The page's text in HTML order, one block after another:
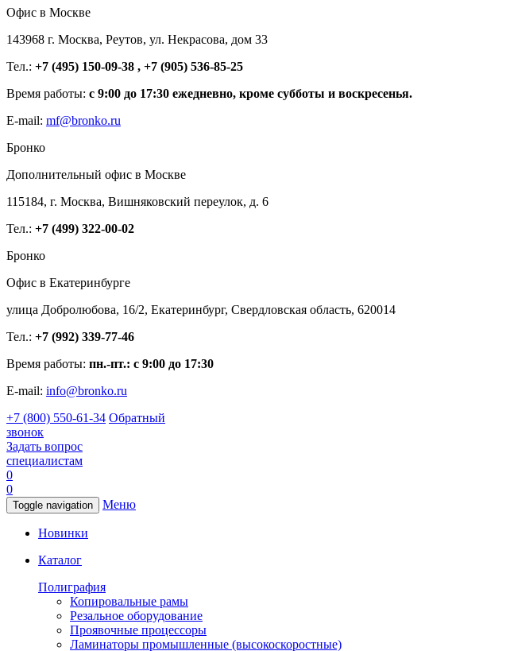
Офис в Москве
143968 г. Москва, Реутов, ул. Некрасова, дом 33
Тел.: +7 (495) 150-09-38 , +7 (905) 536-85-25
Время работы: с 9:00 до 17:30 ежедневно, кроме субботы и воскресенья.
E-mail: mf@bronko.ru
Бронко
Дополнительный офис в Москве
115184, г. Москва, Вишняковский переулок, д. 6
Тел.: +7 (499) 322-00-02
Бронко
Офис в Екатеринбурге
улица Добролюбова, 16/2, Екатеринбург, Свердловская область, 620014
Тел.: +7 (992) 339-77-46
Время работы: пн.-пт.: с 9:00 до 17:30
E-mail: info@bronko.ru
+7 (800) 550-61-34 Обратный
звонок
Задать вопрос
специалистам
0
0
Toggle navigation Меню
Новинки
Каталог
Полиграфия
Копировальные рамы
Резальное оборудование
Проявочные процессоры
Ламинаторы промышленные (высокоскоростные)